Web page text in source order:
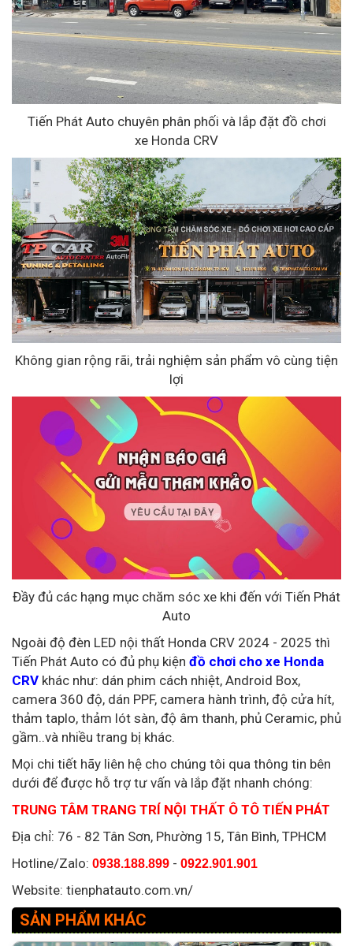
Tiến Phát Auto chuyên phân phối và lắp đặt đồ chơi
xe Honda CRV
Không gian rộng rãi, trải nghiệm sản phẩm vô cùng tiện
lợi
Đầy đủ các hạng mục chăm sóc xe khi đến với Tiến Phát
Auto
Ngoài độ đèn LED nội thất Honda CRV 2024 - 2025 thì
Tiến Phát Auto có đủ phụ kiện đồ chơi cho xe Honda
CRV khác như: dán phim cách nhiệt, Android Box,
camera 360 độ, dán PPF, camera hành trình, độ cửa hít,
thảm taplo, thảm lót sàn, độ âm thanh, phủ Ceramic, phủ
gầm..và nhiều trang bị khác.
Mọi chi tiết hãy liên hệ cho chúng tôi qua thông tin bên
dưới để được hỗ trợ tư vấn và lắp đặt nhanh chóng:
TRUNG TÂM TRANG TRÍ NỘI THẤT Ô TÔ TIẾN PHÁT
Địa chỉ: 76 - 82 Tân Sơn, Phường 15, Tân Bình, TPHCM
Hotline/Zalo: 0938.188.899 - 0922.901.901
Website: tienphatauto.com.vn/
SẢN PHẨM KHÁC